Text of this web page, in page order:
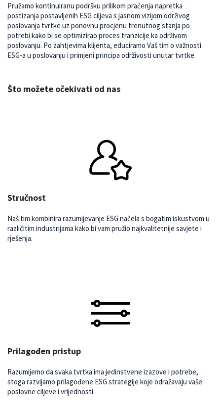
Pružamo kontinuiranu podršku prilikom praćenja napretka
postizanja postavljenih ESG ciljeva s jasnom vizijom održivog
poslovanja tvrtke uz ponovnu procjenu trenutnog stanja po
potrebi kako bi se optimizirao proces tranzicije ka održivom
poslovanju. Po zahtjevima klijenta, educiramo Vaš tim o važnosti
ESG-a u poslovanju i primjeni principa održivosti unutar tvrtke.
Što možete očekivati od nas
Stručnost
Naš tim kombinira razumijevanje ESG načela s bogatim iskustvom u
različitim industrijama kako bi vam pružio najkvalitetnije savjete i
rješenja.
Prilagođen pristup
Razumijemo da svaka tvrtka ima jedinstvene izazove i potrebe,
stoga razvijamo prilagođene ESG strategije koje odražavaju vaše
poslovne ciljeve i vrijednosti.